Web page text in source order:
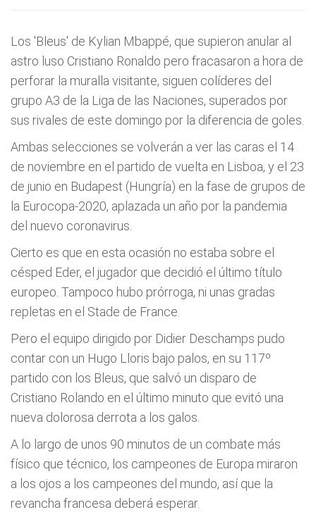
Los 'Bleus' de Kylian Mbappé, que supieron anular al
astro luso Cristiano Ronaldo pero fracasaron a hora de
perforar la muralla visitante, siguen colíderes del
grupo A3 de la Liga de las Naciones, superados por
sus rivales de este domingo por la diferencia de goles.
Ambas selecciones se volverán a ver las caras el 14
de noviembre en el partido de vuelta en Lisboa, y el 23
de junio en Budapest (Hungría) en la fase de grupos de
la Eurocopa-2020, aplazada un año por la pandemia
del nuevo coronavirus.
Cierto es que en esta ocasión no estaba sobre el
césped Eder, el jugador que decidió el último título
europeo. Tampoco hubo prórroga, ni unas gradas
repletas en el Stade de France.
Pero el equipo dirigido por Didier Deschamps pudo
contar con un Hugo Lloris bajo palos, en su 117º
partido con los Bleus, que salvó un disparo de
Cristiano Rolando en el último minuto que evitó una
nueva dolorosa derrota a los galos.
A lo largo de unos 90 minutos de un combate más
físico que técnico, los campeones de Europa miraron
a los ojos a los campeones del mundo, así que la
revancha francesa deberá esperar.